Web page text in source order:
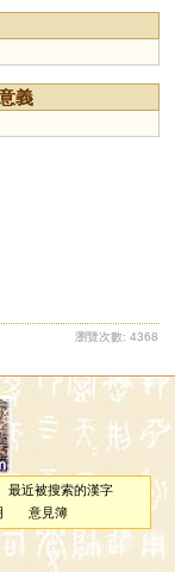
義
瀏覽次數: 4368
最近被搜索的漢字
意見簿